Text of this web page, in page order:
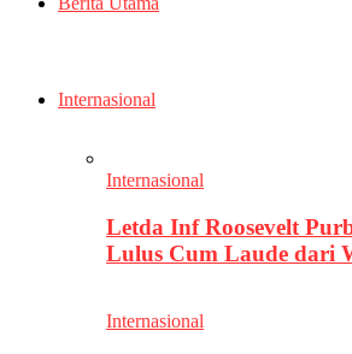
Internasional
Internasional
Letda Inf Roosevelt
Lulus Cum Laude dari
Internasional